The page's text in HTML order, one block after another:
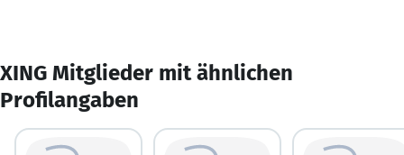
XING Mitglieder mit ähnlichen
Profilangaben